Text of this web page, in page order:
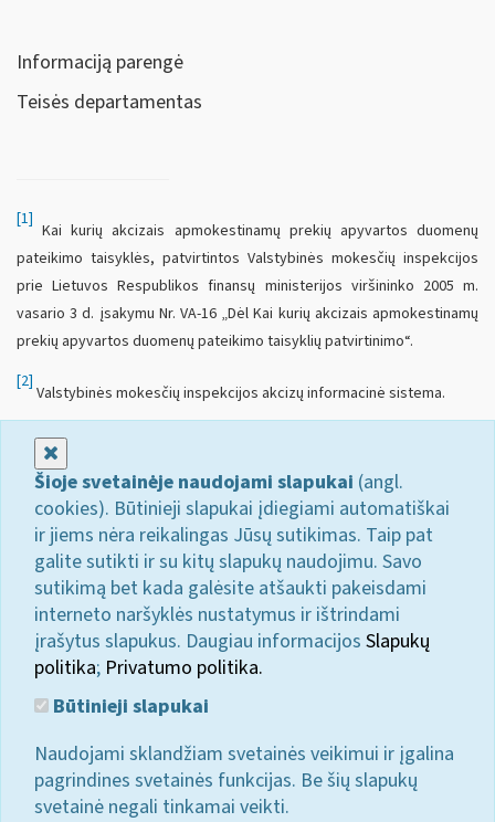
Informaciją parengė
Teisės departamentas
[1]
Kai kurių akcizais apmokestinamų prekių apyvartos duomenų
pateikimo taisyklės, patvirtintos Valstybinės mokesčių inspekcijos
prie Lietuvos Respublikos finansų ministerijos viršininko 2005 m.
vasario 3 d. įsakymu Nr. VA-16 „Dėl Kai kurių akcizais apmokestinamų
prekių apyvartos duomenų pateikimo taisyklių patvirtinimo“.
[2]
Valstybinės mokesčių inspekcijos akcizų informacinė sistema.
Šioje svetainėje naudojami slapukai (angl.
cookies). Būtinieji slapukai įdiegiami automatiškai
ir jiems nėra reikalingas Jūsų sutikimas. Taip pat
galite sutikti ir su kitų slapukų naudojimu. Savo
sutikimą bet kada galėsite atšaukti pakeisdami
interneto naršyklės nustatymus ir ištrindami
įrašytus slapukus. Daugiau informacijos Slapukų
politika; Privatumo politika.
Būtinieji slapukai
Naudojami sklandžiam svetainės veikimui ir įgalina
pagrindines svetainės funkcijas. Be šių slapukų
svetainė negali tinkamai veikti.